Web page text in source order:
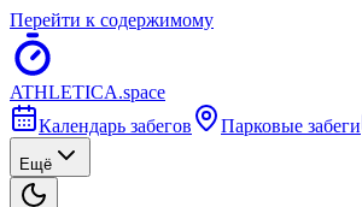
Перейти к содержимому
ATHLETICA.space
Календарь забегов
Парковые забеги
Ещё